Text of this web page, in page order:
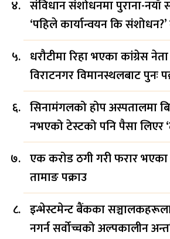
संविधान संशोधनमा पुराना-नयाँ
‘पहिले कार्यान्वयन कि
धरौटीमा रिहा भएका कांग्रेस
विराटनगर विमानस्थलबाट पुनः
सिनामंगलको होप अस्पतालमा
नभएको टेस्टको पनि पैसा लिएर
एक करोड ठगी गरी फरार
तामाङ पक्राउ
इन्भेस्टमेन्ट बैंकका
नगर्न सर्वोच्चको अल्पकालीन